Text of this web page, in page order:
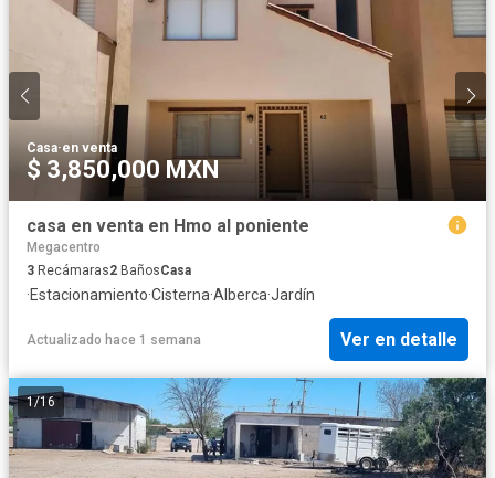
Casa·en venta
$ 3,850,000 MXN
casa en venta en Hmo al poniente
Megacentro
3 Recámaras2 BañosCasa
·Estacionamiento·Cisterna·Alberca·Jardín
Actualizado hace 1 semana Ver en detalle
1/16